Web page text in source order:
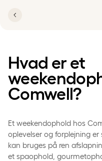
Hvad er et
Comwell?
Et weekendophold hos
oplevelser og forplejning
kan bruges på ren
et spaophold,